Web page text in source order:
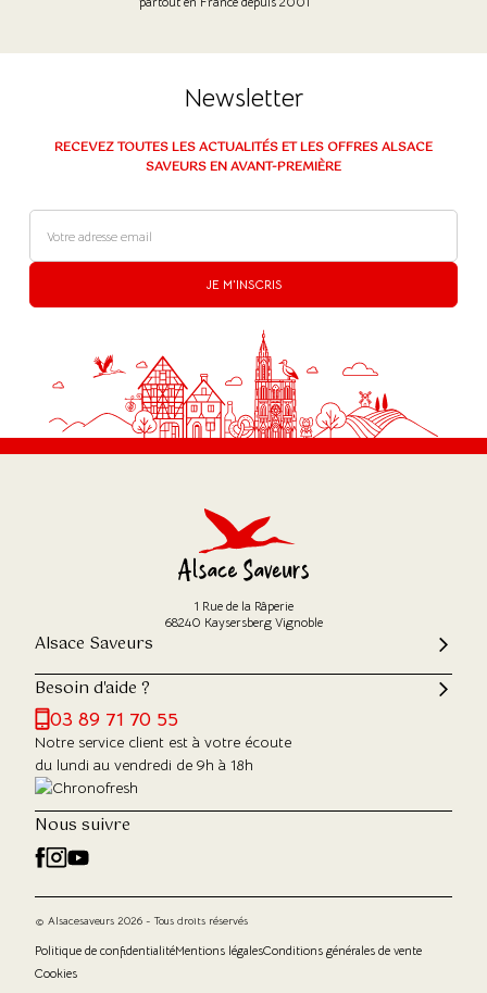
Newsletter
RECEVEZ TOUTES LES ACTUALITÉS ET LES OFFRES ALSACE
SAVEURS EN AVANT-PREMIÈRE
JE M'INSCRIS
1 Rue de la Râperie
68240 Kaysersberg Vignoble
Alsace Saveurs
Besoin d'aide ?
03 89 71 70 55
Notre service client est à votre écoute
du lundi au vendredi de 9h à 18h
Nous suivre
© Alsacesaveurs 2026 - Tous droits réservés
Politique de confidentialitéMentions légalesConditions générales de vente
Cookies